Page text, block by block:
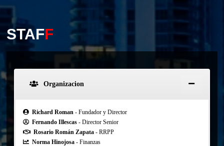
STAFF
Organizacion
Richard Roman- Fundador y Director
Fernando Illescas- Director Senior
Rosario Román Zapata - RRPP
Norma Hinojosa- Finanzas